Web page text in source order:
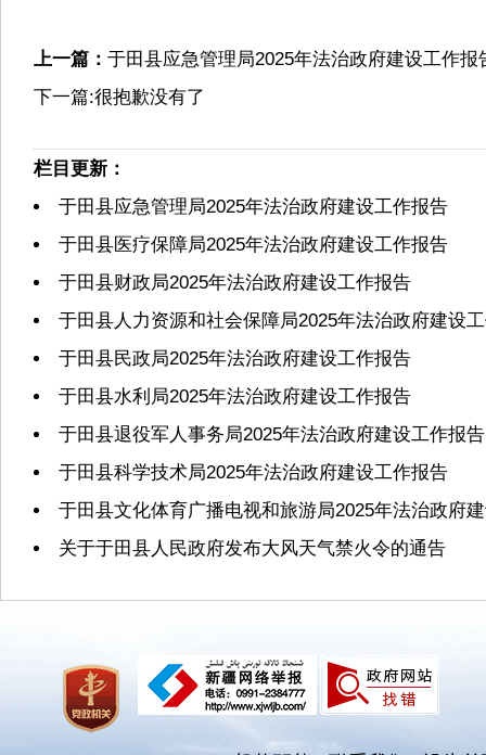
上一篇： 于田县应急管理局2025年法治政府建设工作
下一篇:很抱歉没有了
栏目更新：
于田县应急管理局2025年法治政府建设工作报告
于田县医疗保障局2025年法治政府建设工作报告
于田县财政局2025年法治政府建设工作报告
于田县人力资源和社会保障局2025年法治政府建设
于田县民政局2025年法治政府建设工作报告
于田县水利局2025年法治政府建设工作报告
于田县退役军人事务局2025年法治政府建设工作报告
于田县科学技术局2025年法治政府建设工作报告
于田县文化体育广播电视和旅游局2025年法治政府
关于于田县人民政府发布大风天气禁火令的通告